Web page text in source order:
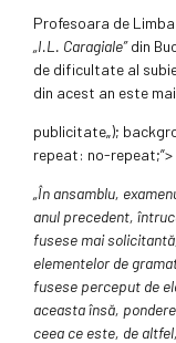
Profesoara de
„I.L. Caragiale”din
de dificultate al
din acest an este
publicitate„);
repeat: no-repeat;”>
„În ansamblu,
anul precedent,
fusese mai
elementelor de
fusese perceput de
aceasta însă,
ceea ce este, de